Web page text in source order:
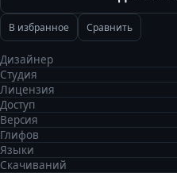
В избранное Сравнить
Дизайнер
Студия
Лицензия
Доступ
Версия
Глифов
Языки
Скачиваний